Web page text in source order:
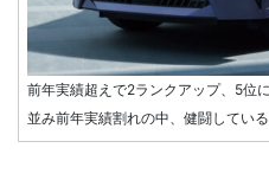
前年実績超えで2ランクアップ、5位
並み前年実績割れの中、健闘している